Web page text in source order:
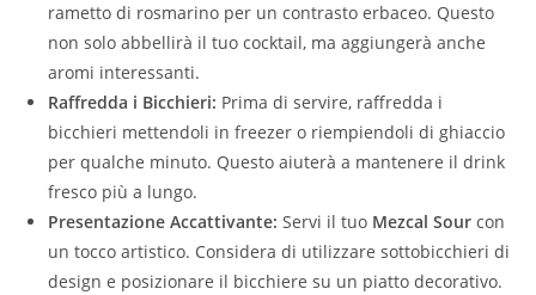
rametto di rosmarino per un contrasto erbaceo. Questo
non solo abbellirà il tuo cocktail, ma aggiungerà anche
aromi interessanti.
Raffredda i Bicchieri: Prima di servire, raffredda i
bicchieri mettendoli in freezer o riempiendoli di ghiaccio
per qualche minuto. Questo aiuterà a mantenere il drink
fresco più a lungo.
Presentazione Accattivante: Servi il tuo Mezcal Sour con
un tocco artistico. Considera di utilizzare sottobicchieri di
design e posizionare il bicchiere su un piatto decorativo.